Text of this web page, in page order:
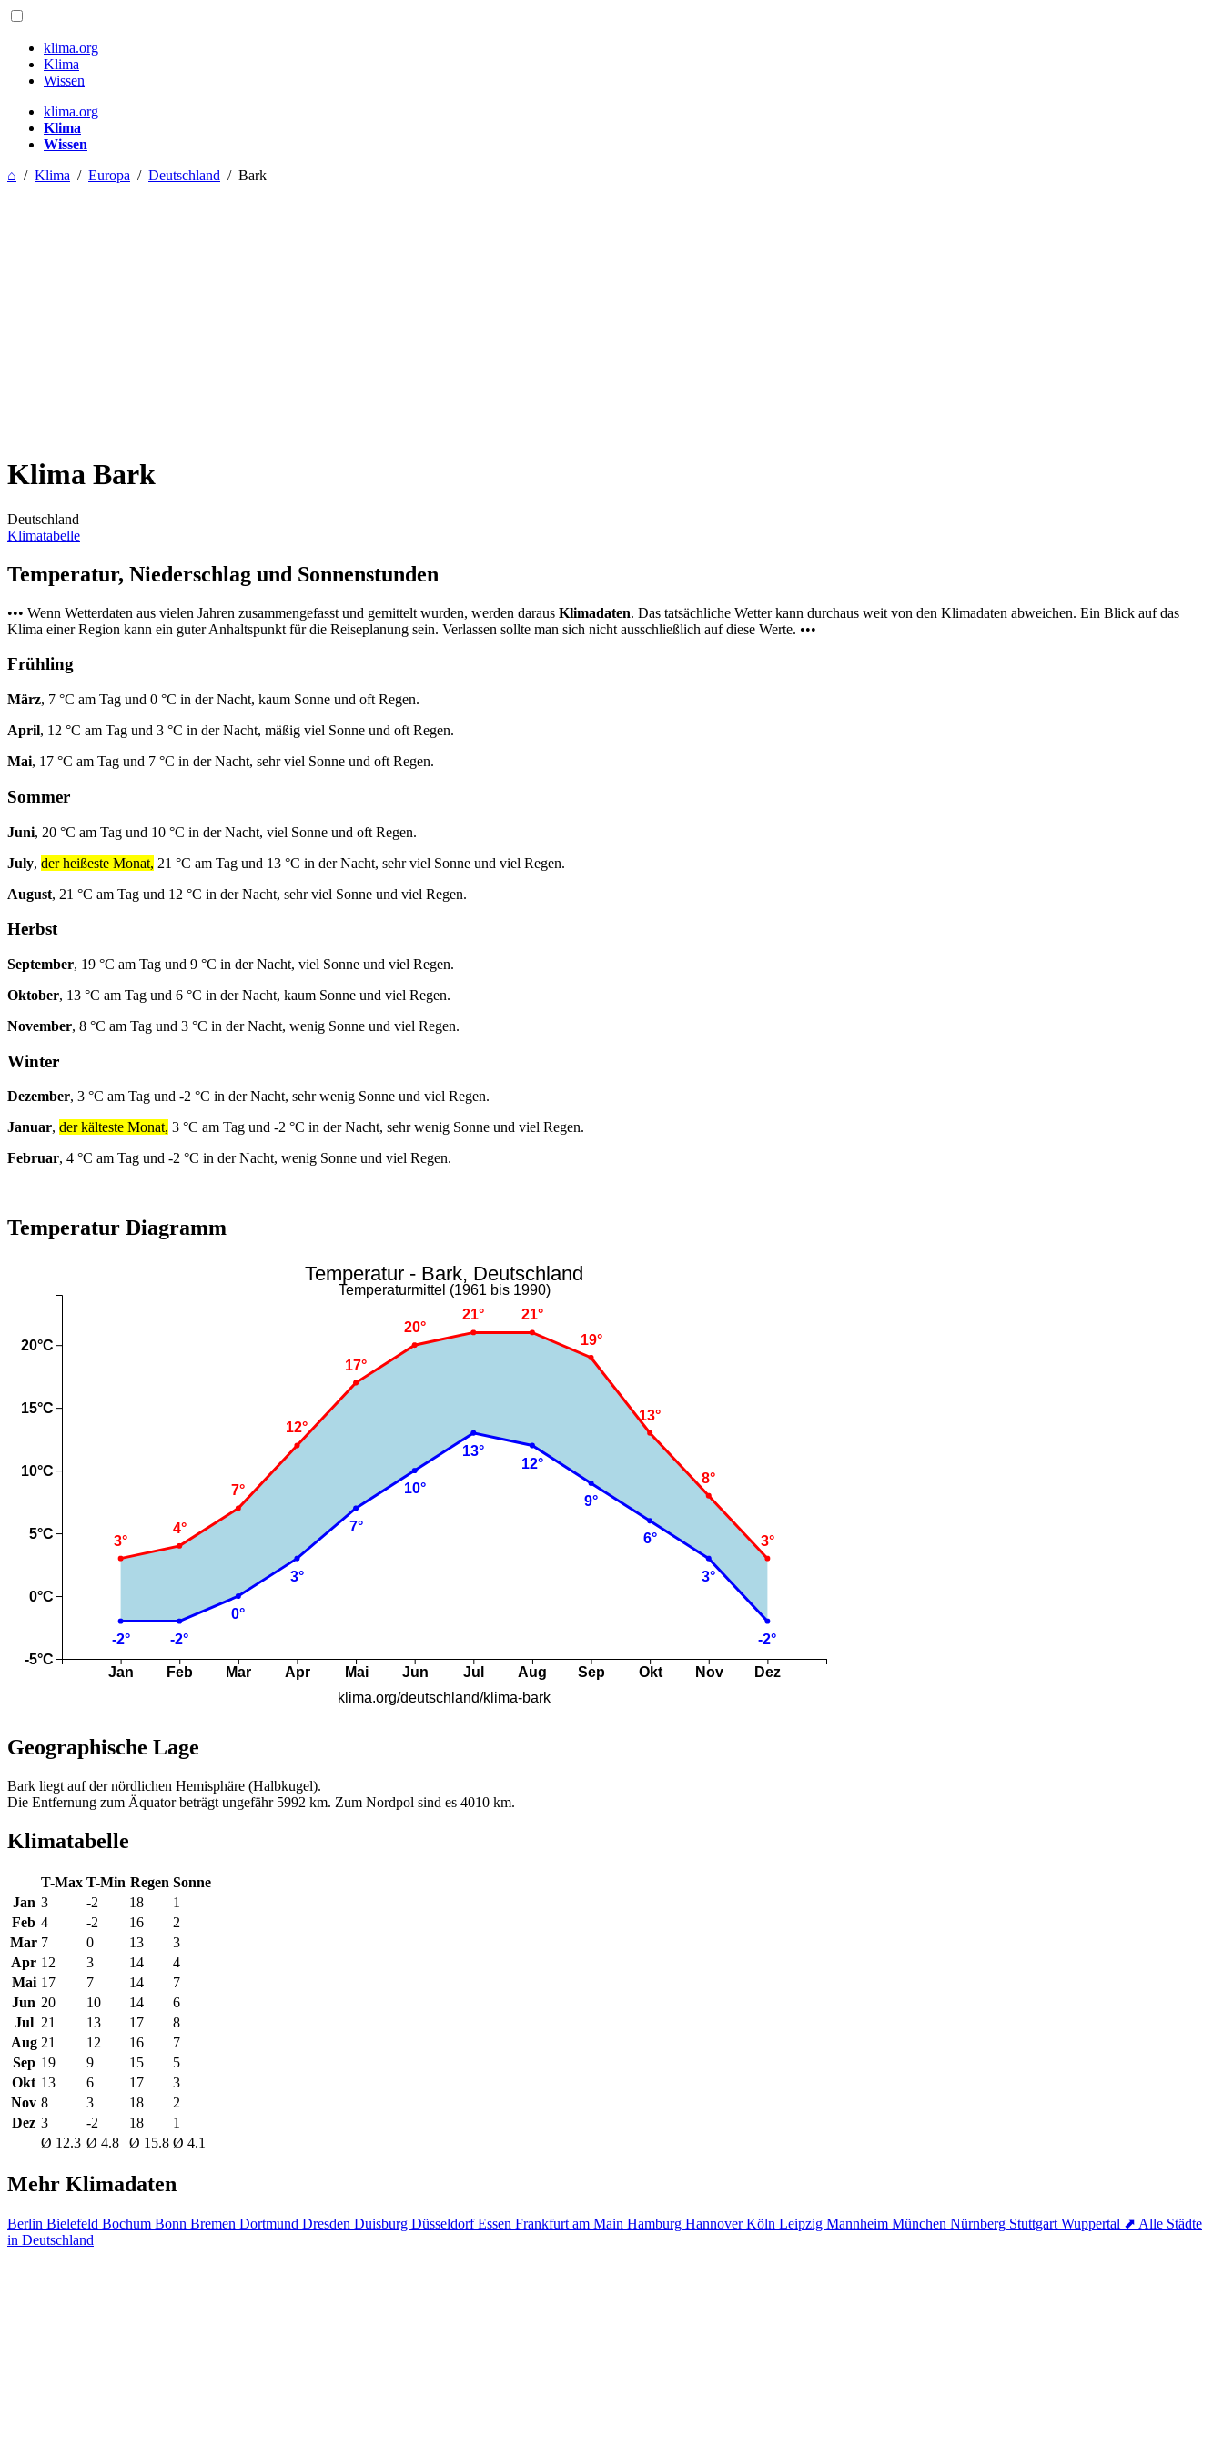
klima.org
Klima
Wissen
klima.org
Klima
Wissen
⌂ / Klima / Europa / Deutschland / Bark
Klima Bark
Deutschland
Klimatabelle
Temperatur, Niederschlag und Sonnenstunden
••• Wenn Wetterdaten aus vielen Jahren zusammengefasst und gemittelt wurden, werden daraus Klimadaten. Das tatsächliche Wetter kann durchaus weit von den Klimadaten abweichen. Ein Blick auf das
Klima einer Region kann ein guter Anhaltspunkt für die Reiseplanung sein. Verlassen sollte man sich nicht ausschließlich auf diese Werte. •••
Frühling
März, 7 °C am Tag und 0 °C in der Nacht, kaum Sonne und oft Regen.
April, 12 °C am Tag und 3 °C in der Nacht, mäßig viel Sonne und oft Regen.
Mai, 17 °C am Tag und 7 °C in der Nacht, sehr viel Sonne und oft Regen.
Sommer
Juni, 20 °C am Tag und 10 °C in der Nacht, viel Sonne und oft Regen.
July, der heißeste Monat, 21 °C am Tag und 13 °C in der Nacht, sehr viel Sonne und viel Regen.
August, 21 °C am Tag und 12 °C in der Nacht, sehr viel Sonne und viel Regen.
Herbst
September, 19 °C am Tag und 9 °C in der Nacht, viel Sonne und viel Regen.
Oktober, 13 °C am Tag und 6 °C in der Nacht, kaum Sonne und viel Regen.
November, 8 °C am Tag und 3 °C in der Nacht, wenig Sonne und viel Regen.
Winter
Dezember, 3 °C am Tag und -2 °C in der Nacht, sehr wenig Sonne und viel Regen.
Januar, der kälteste Monat, 3 °C am Tag und -2 °C in der Nacht, sehr wenig Sonne und viel Regen.
Februar, 4 °C am Tag und -2 °C in der Nacht, wenig Sonne und viel Regen.
Temperatur Diagramm
Geographische Lage
Bark liegt auf der nördlichen Hemisphäre (Halbkugel).
Die Entfernung zum Äquator beträgt ungefähr 5992 km. Zum Nordpol sind es 4010 km.
Klimatabelle
T-Max T-Min Regen Sonne
Jan 3 -2 18
1
Feb 4 -2 16
2
Mar 7 0 13
3
Apr 12 3 14
4
Mai 17 7 14
7
Jun 20 10 14
6
Jul 21 13 17
8
Aug 21 12 16
7
Sep 19 9 15
5
Okt 13 6 17
3
Nov 8 3 18
2
Dez 3 -2 18
1
Ø 12.3 Ø 4.8 Ø 15.8 Ø 4.1
Mehr Klimadaten
Berlin Bielefeld Bochum Bonn Bremen Dortmund Dresden Duisburg DüsseldorfEssen Frankfurt am Main Hamburg HannoverKöln Leipzig Mannheim München Nürnberg Stuttgart Wuppertal ⬈ Alle Städte
in Deutschland